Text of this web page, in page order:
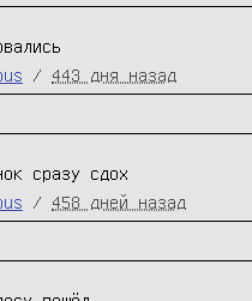
/ 443 дня назад
сразу сдох
/ 458 дней назад